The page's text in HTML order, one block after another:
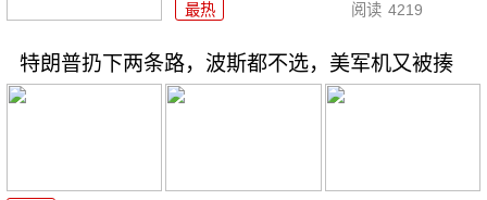
最热 阅读 4219
特朗普扔下两条路，波斯都不选，美军机又被揍